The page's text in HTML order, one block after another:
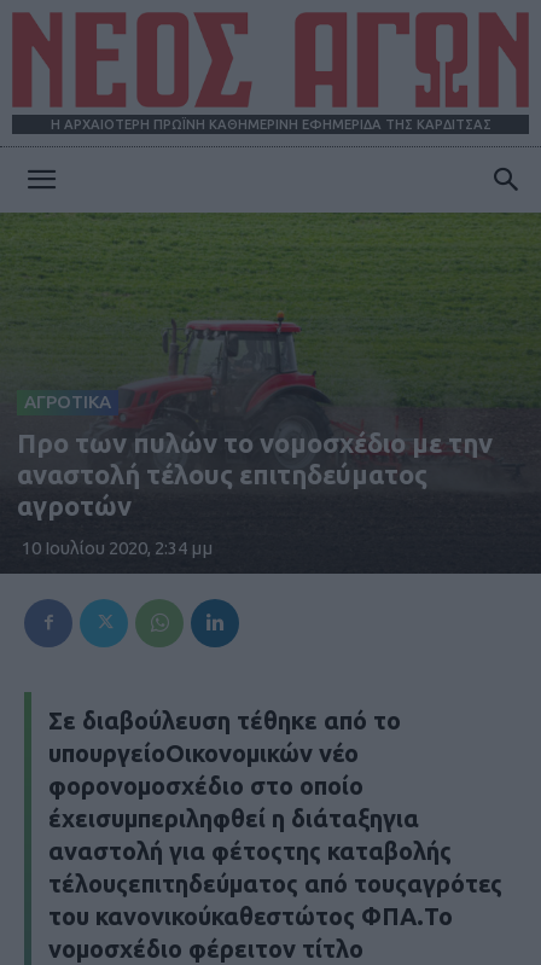
Η ΑΡΧΑΙΟΤΕΡΗ ΠΡΩΪΝΗ ΚΑΘΗΜΕΡΙΝΗ ΕΦΗΜΕΡΙΔΑ ΤΗΣ ΚΑΡΔΙΤΣΑΣ
ΑΓΡΟΤΙΚΑ
Προ των πυλών το νομοσχέδιο με την
αναστολή τέλους επιτηδεύματος
αγροτών
10 Ιουλίου 2020, 2:34 μμ
Σε διαβούλευση τέθηκε από το
υπουργείοΟικονομικών νέο
φορονομοσχέδιο στο οποίο
έχεισυμπεριληφθεί η διάταξηγια
αναστολή για φέτοςτης καταβολής
τέλουςεπιτηδεύματος από τουςαγρότες
του κανονικούκαθεστώτος ΦΠΑ.Το
νομοσχέδιο φέρειτον τίτλο